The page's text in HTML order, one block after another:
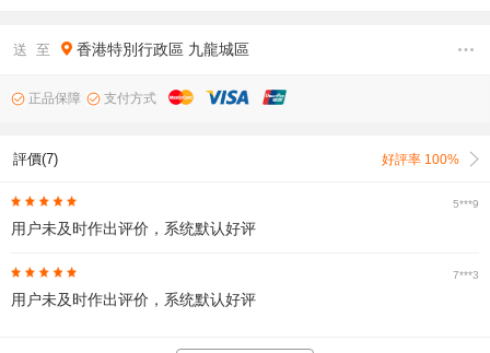
送 至 香港特別行政區 九龍城區
正品保障 支付方式
評價(7) 好評率 100%
5***9
用户未及时作出评价，系统默认好评
7***3
用户未及时作出评价，系统默认好评